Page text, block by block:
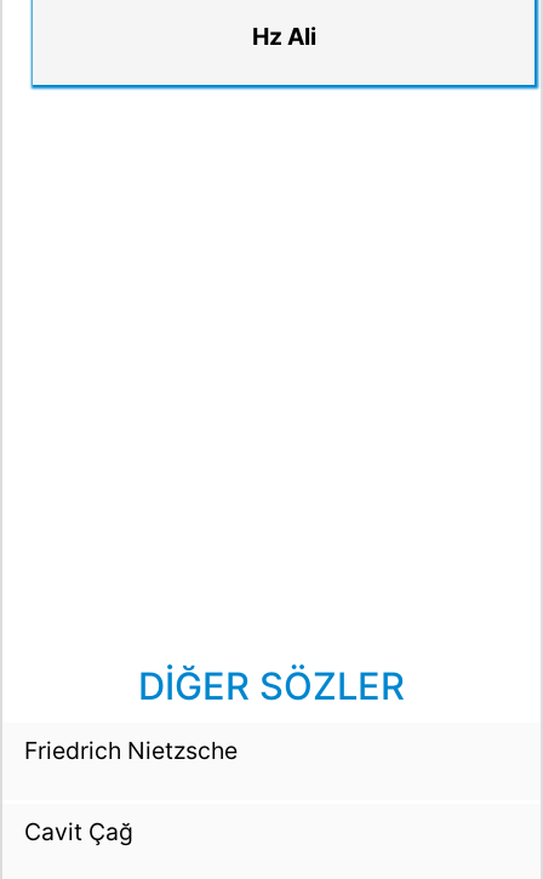
Hz Ali
DİĞER SÖZLER
Friedrich Nietzsche
Cavit Çağ